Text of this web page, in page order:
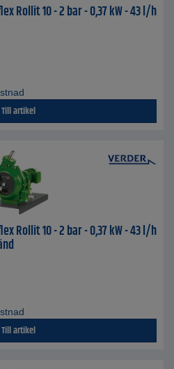
Rollit 10 - 2 bar - 0,37 kW - 43 l/h
Till artikel
Rollit 10 - 2 bar - 0,37 kW - 43 l/h
Till artikel